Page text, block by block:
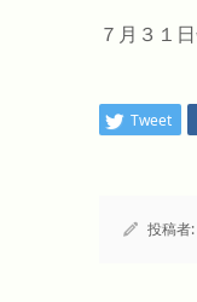
７月３１
Tweet
投稿者: